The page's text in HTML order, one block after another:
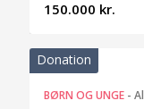
150.000 kr.
Donation
BØRN OG UNGE -